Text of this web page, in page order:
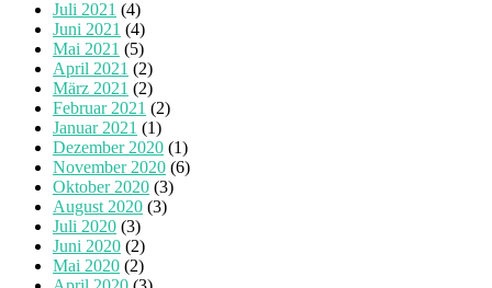
Juli 2021 (4)
Juni 2021 (4)
Mai 2021 (5)
April 2021 (2)
März 2021 (2)
Februar 2021 (2)
Januar 2021 (1)
Dezember 2020 (1)
November 2020 (6)
Oktober 2020 (3)
August 2020 (3)
Juli 2020 (3)
Juni 2020 (2)
Mai 2020 (2)